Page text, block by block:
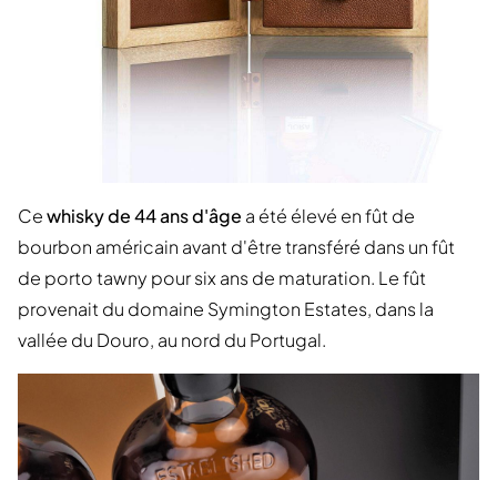
Cewhisky de 44 ans d'âge a été élevé en fût de
bourbon américain avant d'être transféré dans un fût
de porto tawny pour six ans de maturation. Le fût
provenait du domaine Symington Estates, dans la
vallée du Douro, au nord du Portugal.